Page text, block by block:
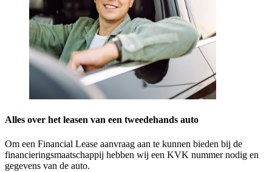
Alles over het leasen van een tweedehands auto
Om een Financial Lease aanvraag aan te kunnen bieden bij de
financieringsmaatschappij hebben wij een KVK nummer nodig en
gegevens van de auto.